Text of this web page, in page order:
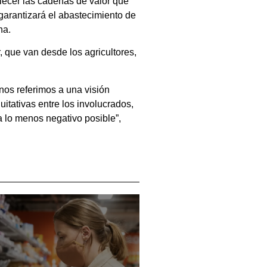
el abastecimiento de
van desde los agricultores,
referimos a una visión
entre los involucrados,
menos negativo posible”,